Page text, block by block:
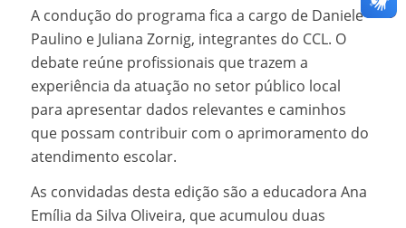
A condução do programa fica a cargo de Daniele
Paulino e Juliana Zornig, integrantes do CCL. O
debate reúne profissionais que trazem a
experiência da atuação no setor público local
para apresentar dados relevantes e caminhos
que possam contribuir com o aprimoramento do
atendimento escolar.
As convidadas desta edição são a educadora Ana
Emília da Silva Oliveira, que acumulou duas